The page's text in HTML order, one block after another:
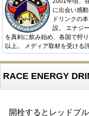
に出会い感
ドリンクの
設。 エナジ
を真剣に飲み始め、各国で狩
以上。 メディア取材を受ける
RACE ENERGY
開栓するとレッドブ